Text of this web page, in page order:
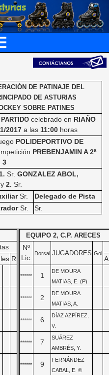
DE PATINAJE DEL
DE ASTURIAS
SOBRE PATINES
celebrado en RIAÑO
2017 a las11:00 horas
POLIDEPORTIVO DE
PREBENJAMIN A 2ª
3
Sr.GONZALEZ ABOL,
y2. Sr.
Sr.
Delegado de Pista
Sr. Sr.
R
EQUIPO 2, C.P. ARECES
Nº
Lic.
Dorsal JUGADORES Gol
****** 1
DE MOURA
MATIAS, E. (P)
****** 2
DE MOURA
MATIAS, A.
****** 6
DÍAZ AZPÍREZ,
V.
****** 7
SUÁREZ
AMBRÉS, Y.
****** 9
FERNÁNDEZ
CABAL, E. ©